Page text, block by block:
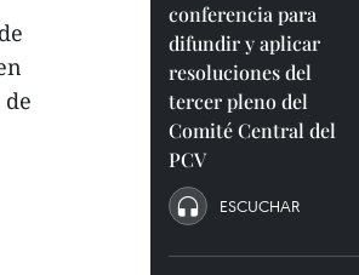
conferencia para
difundir y aplicar
resoluciones del
tercer pleno del
Comité Central del
PCV
ESCUCHAR